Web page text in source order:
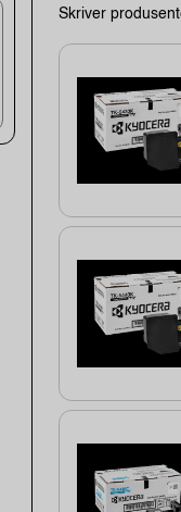
Skriver